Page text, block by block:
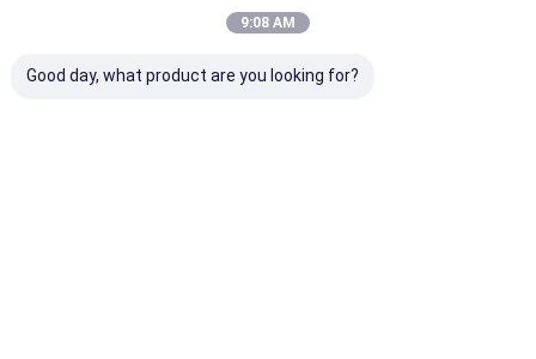
प्लास्टिक पैकेजिंग की बोतलेंचीन का कारखाना.Copyright © 2026
Guangzhou Yuhua Packaging Co., Ltd.. All Rights Reserved.
9:08 AM
Good day, what product are you looking for?